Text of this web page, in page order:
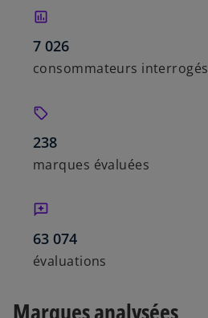
7 026
consommateurs interrogés
238
marques évaluées
63 074
évaluations
Marques analysées